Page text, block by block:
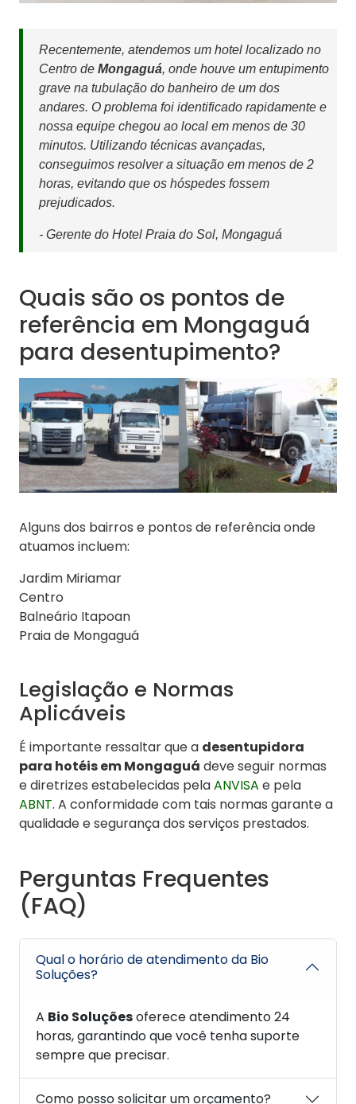
Recentemente, atendemos um hotel localizado no
Centro de Mongaguá, onde houve um entupimento
grave na tubulação do banheiro de um dos
andares. O problema foi identificado rapidamente e
nossa equipe chegou ao local em menos de 30
minutos. Utilizando técnicas avançadas,
conseguimos resolver a situação em menos de 2
horas, evitando que os hóspedes fossem
prejudicados.
- Gerente do Hotel Praia do Sol, Mongaguá
Quais são os pontos de
referência em Mongaguá
para desentupimento?
Alguns dos bairros e pontos de referência onde
atuamos incluem:
Jardim Miriamar
Centro
Balneário Itapoan
Praia de Mongaguá
Legislação e Normas
Aplicáveis
É importante ressaltar que a desentupidora
para hotéis em Mongaguá deve seguir normas
e diretrizes estabelecidas pelaANVISA e pela
ABNT. A conformidade com tais normas garante a
qualidade e segurança dos serviços prestados.
Perguntas Frequentes
(FAQ)
Qual o horário de atendimento da Bio
Soluções?
A Bio Soluçõesoferece atendimento 24
horas, garantindo que você tenha suporte
sempre que precisar.
Como posso solicitar um orçamento?